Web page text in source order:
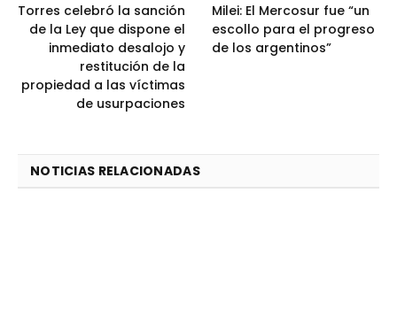
Torres celebró la sanción
de la Ley que dispone el
inmediato desalojo y
restitución de la
propiedad a las víctimas
de usurpaciones
Milei: El Mercosur fue “un
escollo para el progreso
de los argentinos”
NOTICIAS RELACIONADAS